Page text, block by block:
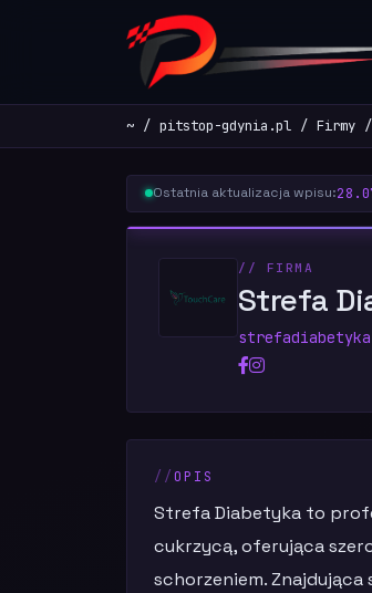
~ pitstop-gdynia.pl Firmy
Ostatnia aktualizacja wpisu:
// FIRMA
Strefa
OPIS
Strefa Diabetyka to
cukrzycą, oferująca
schorzeniem.